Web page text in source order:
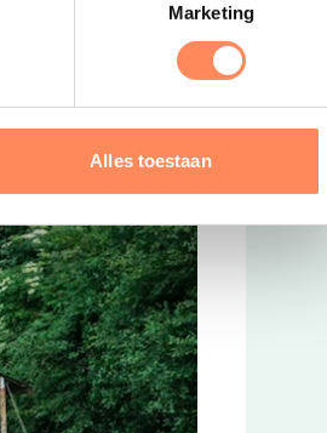
Marketing
Alles toestaan